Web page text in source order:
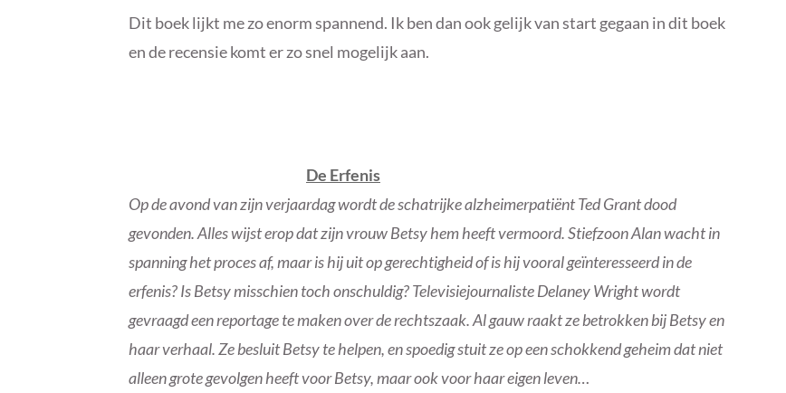
Dit boek lijkt me zo enorm spannend. Ik ben dan ook gelijk van start gegaan in dit boek
en de recensie komt er zo snel mogelijk aan.
De Erfenis
Op de avond van zijn verjaardag wordt de schatrijke alzheimerpatiënt Ted Grant dood
gevonden. Alles wijst erop dat zijn vrouw Betsy hem heeft vermoord. Stiefzoon Alan wacht in
spanning het proces af, maar is hij uit op gerechtigheid of is hij vooral geïnteresseerd in de
erfenis? Is Betsy misschien toch onschuldig? Televisiejournaliste Delaney Wright wordt
gevraagd een reportage te maken over de rechtszaak. Al gauw raakt ze betrokken bij Betsy en
haar verhaal. Ze besluit Betsy te helpen, en spoedig stuit ze op een schokkend geheim dat niet
alleen grote gevolgen heeft voor Betsy, maar ook voor haar eigen leven…